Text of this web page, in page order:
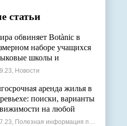
статьи
обвиняет Botànic в
наборе учащихся
школы и
с ассигнованиями
Новости
аренда жилья в
поиски, варианты
на любой
19.07.23, Полезная информация по недвижимости